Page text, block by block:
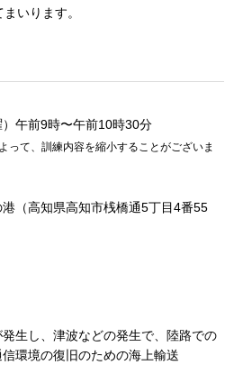
いります。
午前9時〜午前10時30分
って、訓練内容を縮小することがございま
（高知県高知市桟橋通5丁目4番55
生し、津波などの発生で、陸路での
環境の復旧のための海上輸送